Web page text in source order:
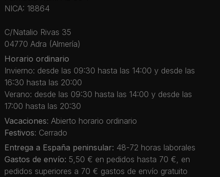
NICA: 18864
C/Natalio Rivas 35
04770 Adra (Almería)
Horario ordinario
Invierno: desde las 09:30 hasta las 14:00 y desde las
16:30 hasta las 20:00
Verano: desde las 09:30 hasta las 14:00 y desde las
17:00 hasta las 20:30
Vacaciones: Abierto horario ordinario
Festivos: Cerrado
Entrega a España peninsular: 48-72 horas laborales
Gastos de envío: 5,50 € en pedidos hasta 70 €, en
pedidos superiores a 70 € gastos de envío gratuito